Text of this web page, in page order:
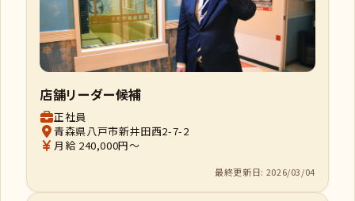
店舗リーダー候補
正社員
青森県八戸市新井田西2-7-2
月給 240,000円～
最終更新日: 2026/03/04